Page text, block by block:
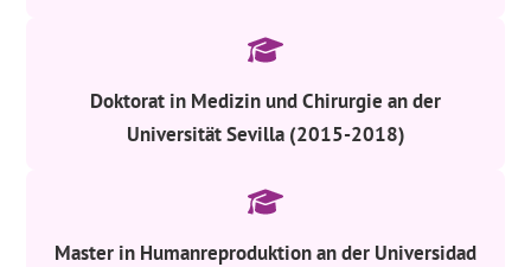
Doktorat in Medizin und Chirurgie an der
Universität Sevilla (2015-2018)
Master in Humanreproduktion an der Universidad